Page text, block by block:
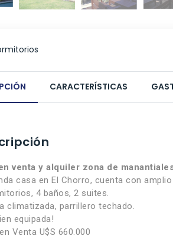
CARACTERÍSTICAS
venta y alquiler zona de
casa en El Chorro, cuenta con
4 baños, 2 suites.
climatizada, parrillero techado.
equipada!
Venta U$S 660.000